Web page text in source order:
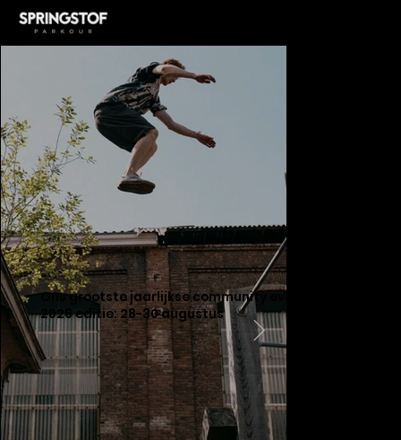
Ons grootste jaarlijkse community evenement!
2026 editie: 28-30 augustus